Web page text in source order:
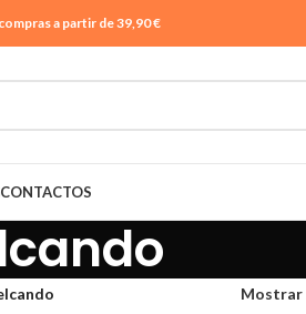
a partir de 39,90 €
CONTACTOS
Mostrar